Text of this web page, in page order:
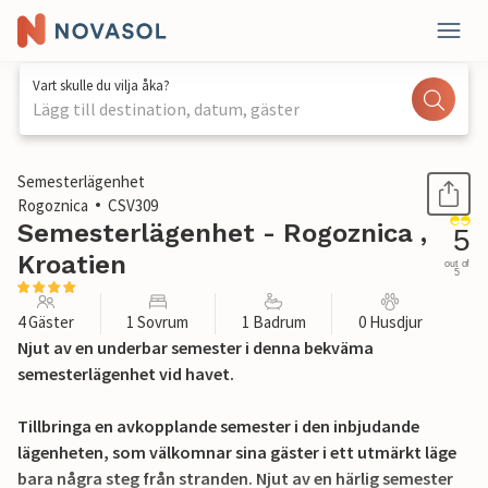
Vart skulle du vilja åka?
Lägg till destination, datum, gäster
1 / 28
Semesterlägenhet
Rogoznica
CSV309
Semesterlägenhet - Rogoznica ,
Kroatien
5
out of
5
4 Gäster 1 Sovrum 1 Badrum 0 Husdjur
Njut av en underbar semester i denna bekväma
semesterlägenhet vid havet.
Tillbringa en avkopplande semester i den inbjudande
lägenheten, som välkomnar sina gäster i ett utmärkt läge
bara några steg från stranden. Njut av en härlig semester